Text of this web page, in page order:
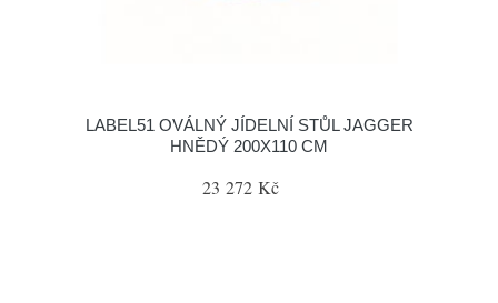
LABEL51 OVÁLNÝ JÍDELNÍ STŮL JAGGER
HNĚDÝ 200X110 CM
23 272 Kč